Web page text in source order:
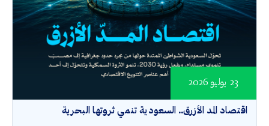
اقتصاد المد الأزرق.. السعودية تنمي ثروتها البحرية
23 يوليو 2026